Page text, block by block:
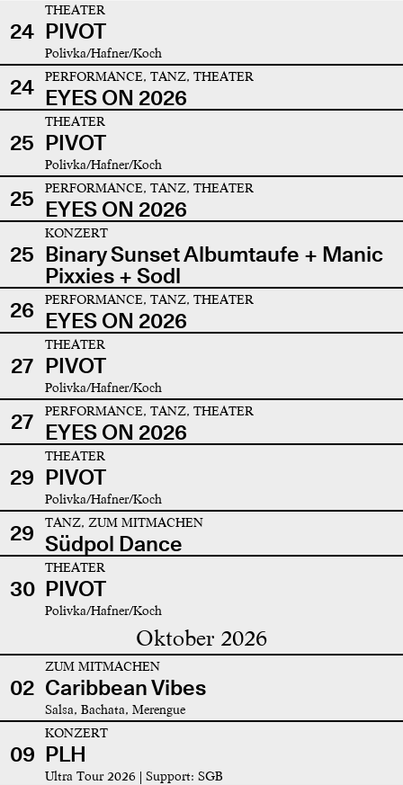
24
THEATER
PIVOT
Polivka/Hafner/Koch
24 PERFORMANCE, TANZ, THEATER
EYES ON 2026
25
THEATER
PIVOT
Polivka/Hafner/Koch
25 PERFORMANCE, TANZ, THEATER
EYES ON 2026
25
KONZERT
Binary Sunset Albumtaufe + Manic
Pixxies + Sodl
26
PERFORMANCE, TANZ, THEATER
EYES ON 2026
27
THEATER
PIVOT
Polivka/Hafner/Koch
27 PERFORMANCE, TANZ, THEATER
EYES ON 2026
29
THEATER
PIVOT
Polivka/Hafner/Koch
29 TANZ, ZUM MITMACHEN
Südpol Dance
30
THEATER
PIVOT
Polivka/Hafner/Koch
Oktober 2026
02
ZUM MITMACHEN
Caribbean Vibes
Salsa, Bachata, Merengue
09
KONZERT
PLH
Ultra Tour 2026 | Support: SGB